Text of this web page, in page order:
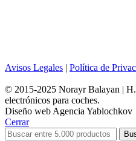
Avisos Legales | Política de
© 2015-2025 Norayr Balayan |
electrónicos para coches.
Diseño web Agencia Yablochkov
Cerrar